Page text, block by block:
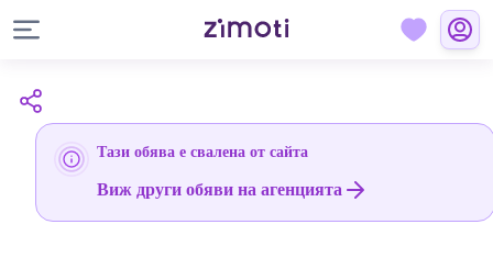
Тази обява е свалена от сайта
Виж други обяви на агенцията